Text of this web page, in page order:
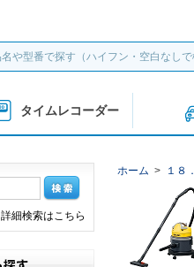
タイムレコーダー
ホーム > １８
詳細検索はこちら